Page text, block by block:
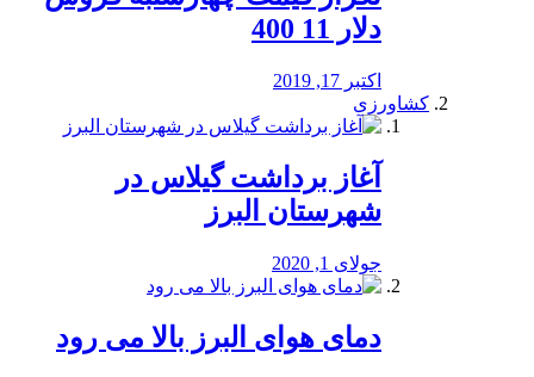
دلار 11 400
اکتبر 17, 2019
کشاورزی
آغاز برداشت گیلاس در
شهرستان البرز
جولای 1, 2020
دمای هوای البرز بالا می رود